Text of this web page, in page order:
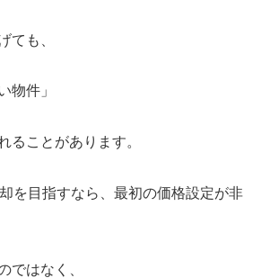
ても、
物件」
ることがあります。
を目指すなら、最初の価格設定が非
ではなく、